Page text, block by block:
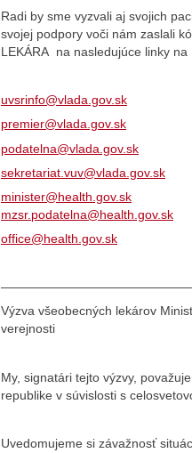
Radi by sme vyzvali aj svojich
svojej podpory voči nám zaslali
LEKÁRA na nasledujúce linky
uvsrinfo@vlada.gov.sk
premier@vlada.gov.sk
podatelna@vlada.gov.sk
sekretariat.vuv@vlada.gov.sk
minister@health.gov.sk
mzsr.podatelna@health.gov.sk
office@health.gov.sk
Výzva všeobecných lekárov
verejnosti
My, signatári tejto výzvy,
republike v súvislosti s
Uvedomujeme si závažnosť